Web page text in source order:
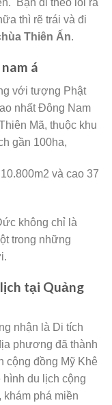
thì rẽ trái và đi
Thiên Ấn.
á
với tượng Phật
nhất Đông Nam
Mã, thuộc khu
gần 100ha,
và cao 37
không chỉ là
trong những
tại Quảng
nhận là Di tích
phương đã thành
cộng đồng Mỹ Khê
hình du lịch cộng
khám phá miền